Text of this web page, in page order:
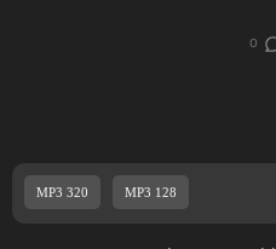
0
MP3 320 MP3 128